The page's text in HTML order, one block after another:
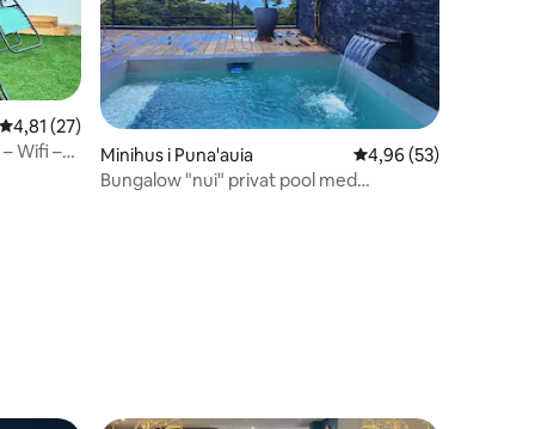
4,81 av 5 i genomsnittligt betyg, 27 omdömen
4,81 (27)
Wifi –
Minihus i Puna'auia 4,96 av 5 i
4,96 (53)
Bungalow "nui" privat pool med